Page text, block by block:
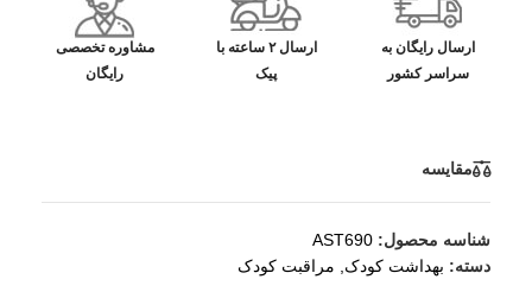
ارسال رایگان به
سراسر کشور
ارسال ۲ ساعته با
پیک
مشاوره تخصصی
رایگان
مقایسه
شناسه محصول: AST690
دسته: بهداشت کودک مراقبت کودک